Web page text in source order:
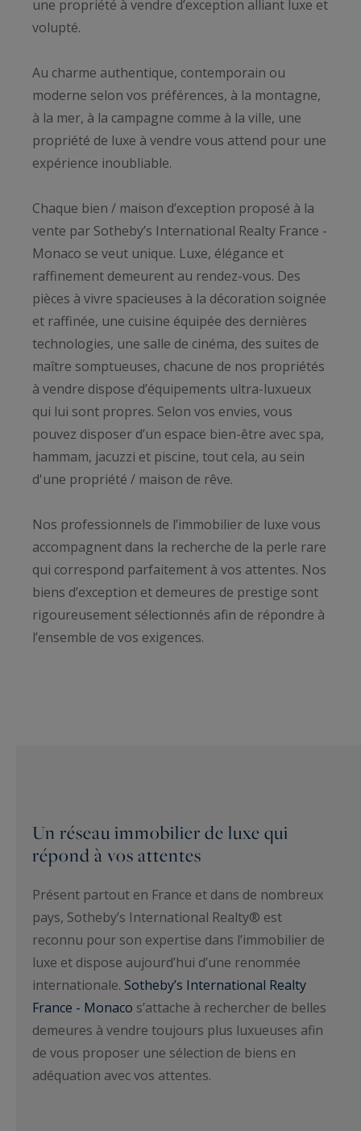
une propriété à vendre d’exception alliant luxe et
volupté.
Au charme authentique, contemporain ou
moderne selon vos préférences, à la montagne,
à la mer, à la campagne comme à la ville, une
propriété de luxe à vendre vous attend pour une
expérience inoubliable.
Chaque bien / maison d’exception proposé à la
vente par Sotheby’s International Realty France -
Monaco se veut unique. Luxe, élégance et
raffinement demeurent au rendez-vous. Des
pièces à vivre spacieuses à la décoration soignée
et raffinée, une cuisine équipée des dernières
technologies, une salle de cinéma, des suites de
maître somptueuses, chacune de nos propriétés
à vendre dispose d’équipements ultra-luxueux
qui lui sont propres. Selon vos envies, vous
pouvez disposer d’un espace bien-être avec spa,
hammam, jacuzzi et piscine, tout cela, au sein
d'une propriété / maison de rêve.
Nos professionnels de l’immobilier de luxe vous
accompagnent dans la recherche de la perle rare
qui correspond parfaitement à vos attentes. Nos
biens d’exception et demeures de prestige sont
rigoureusement sélectionnés afin de répondre à
l’ensemble de vos exigences.
Un réseau immobilier de luxe qui
répond à vos attentes
Présent partout en France et dans de nombreux
pays, Sotheby’s International Realty® est
reconnu pour son expertise dans l’immobilier de
luxe et dispose aujourd’hui d’une renommée
internationale. Sotheby’s International Realty
France - Monaco s’attache à rechercher de belles
demeures à vendre toujours plus luxueuses afin
de vous proposer une sélection de biens en
adéquation avec vos attentes.